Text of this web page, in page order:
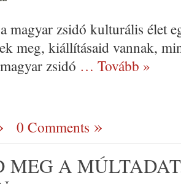
magyar zsidó kulturá­lis élet
meg, kiállításaid van­nak,
zsidó … Tovább »
0 Comments
MEG A